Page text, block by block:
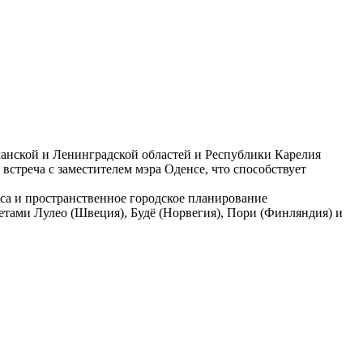
и Ленинградской областей и Республики Карелия
с заместителем мэра Оденсе, что способствует
и пространственное городское планирование
Лулео (Швеция), Будё (Норвегия), Пори (Финляндия) и